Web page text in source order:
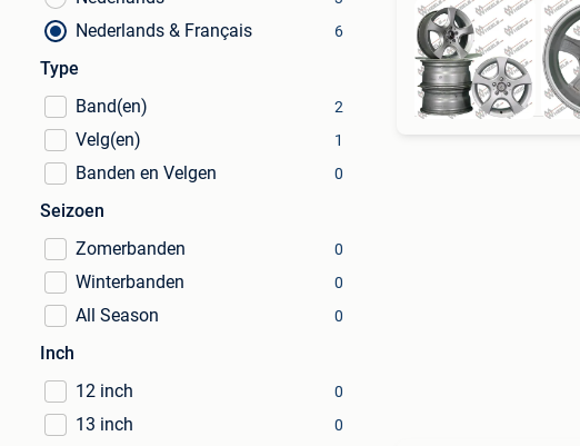
Nederlands & Français 6
Type
Band(en)
2
Velg(en) 1
Banden en Velgen 0
Seizoen
Zomerbanden
0
Winterbanden 0
All Season 0
Inch
12 inch
0
13 inch 0